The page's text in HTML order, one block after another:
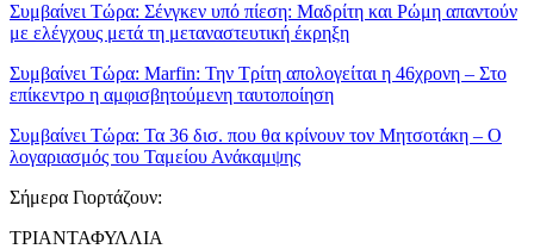
Συμβαίνει Τώρα: Σένγκεν υπό πίεση: Μαδρίτη και Ρώμη απαντούν
με ελέγχους μετά τη μεταναστευτική έκρηξη
Συμβαίνει Τώρα: Marfin: Την Τρίτη απολογείται η 46χρονη – Στο
επίκεντρο η αμφισβητούμενη ταυτοποίηση
Συμβαίνει Τώρα: Τα 36 δισ. που θα κρίνουν τον Μητσοτάκη – Ο
λογαριασμός του Ταμείου Ανάκαμψης
Σήμερα Γιορτάζουν:
ΤΡΙΑΝΤΑΦΥΛΛΙΑ